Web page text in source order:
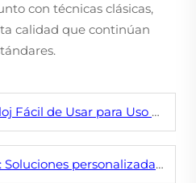
con técnicas clásicas,
calidad que continúan
de Usar para Uso Diario
personalizadas para marcas